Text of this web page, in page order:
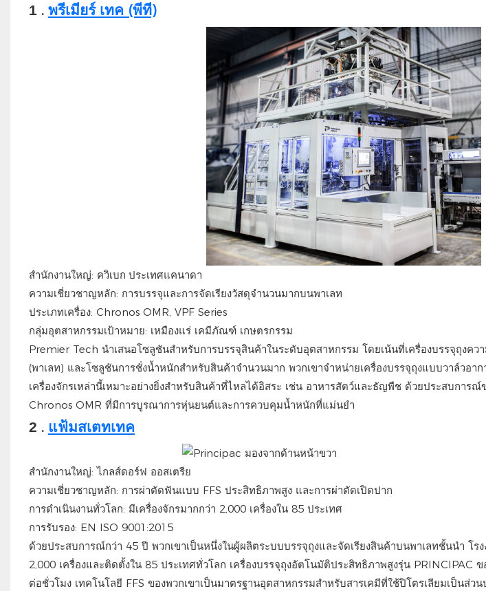
1 . พรีเมียร์ เทค (พีที)
สำนักงานใหญ่: ควิเบก ประเทศแคนาดา
ความเชี่ยวชาญหลัก: การบรรจุและการจัดเรียงวัสดุจำนวนมากบนพาเลท
ประเภทเครื่อง: Chronos OMR, VPF Series
กลุ่มอุตสาหกรรมเป้าหมาย: เหมืองแร่ เคมีภัณฑ์ เกษตรกรรม
Premier Tech นำเสนอโซลูชันสำหรับการบรรจุสินค้าในระดับอุตสาหกรรม โดยเน้นที่เครื่องบรรจุถุงควา
(พาเลท) และโซลูชันการชั่งน้ำหนักสำหรับสินค้าจำนวนมาก พวกเขาจำหน่ายเครื่องบรรจุถุงแบบวาล์วอา
เครื่องจักรเหล่านี้เหมาะอย่างยิ่งสำหรับสินค้าที่ไหลได้อิสระ เช่น อาหารสัตว์และธัญพืช ด้วยประสบการ
Chronos OMR ที่มีการบูรณาการหุ่นยนต์และการควบคุมน้ำหนักที่แม่นยำ
2 . แฟ้มสเตทเทค
สำนักงานใหญ่: ไกลส์ดอร์ฟ ออสเตรีย
ความเชี่ยวชาญหลัก: การผ่าตัดฟันแบบ FFS ประสิทธิภาพสูง และการผ่าตัดเปิดปาก
การดำเนินงานทั่วโลก: มีเครื่องจักรมากกว่า 2,000 เครื่องใน 85 ประเทศ
การรับรอง: EN ISO 9001:2015
ด้วยประสบการณ์กว่า 45 ปี พวกเขาเป็นหนึ่งในผู้ผลิตระบบบรรจุถุงและจัดเรียงสินค้าบนพาเลทชั้นนำ โรง
2,000 เครื่องและติดตั้งใน 85 ประเทศทั่วโลก เครื่องบรรจุถุงอัตโนมัติประสิทธิภาพสูงรุ่น PRINCIPAC
ต่อชั่วโมง เทคโนโลยี FFS ของพวกเขาเป็นมาตรฐานอุตสาหกรรมสำหรับสารเคมีที่ใช้ปิโตรเลียมเป็นส่วน